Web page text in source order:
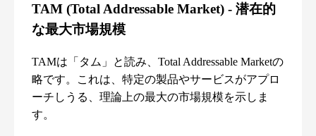
TAM (Total Addressable Market) - 潜在的
な最大市場規模
TAMは「タム」と読み、Total Addressable Marketの
略です。これは、特定の製品やサービスがアプロ
ーチしうる、理論上の最大の市場規模を示しま
す。